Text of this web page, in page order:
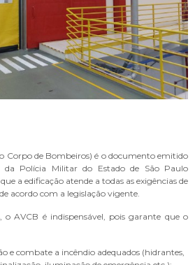
Corpo de Bombeiros) é o documento emitido
da Polícia Militar do Estado de São Paulo
a edificação atende a todas as exigências de
acordo com a legislação vigente.
o AVCB é indispensável, pois garante que o